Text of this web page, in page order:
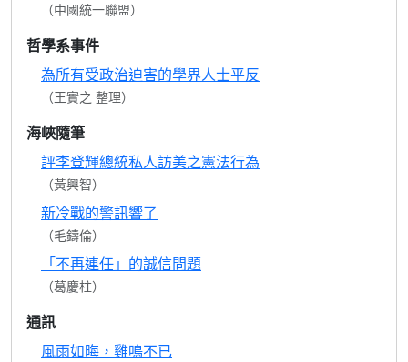
（中國統一聯盟）
哲學系事件
為所有受政治迫害的學界人士平反
（王實之 整理）
海峽隨筆
評李登輝總統私人訪美之憲法行為
（黃興智）
新冷戰的警訊響了
（毛鑄倫）
「不再連任」的誠信問題
（葛慶柱）
通訊
風雨如晦，雞鳴不已